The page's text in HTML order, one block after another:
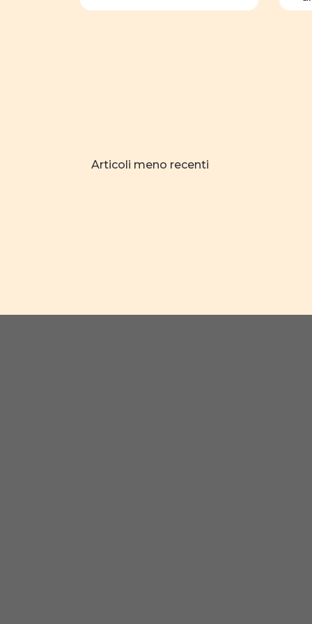
Navigazione
Articoli meno recenti